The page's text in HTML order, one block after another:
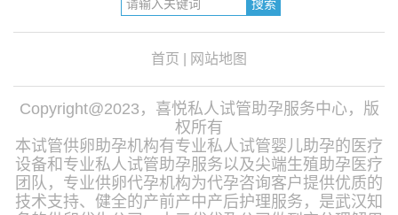
首页 网站地图
Copyright@2023，喜悦私人试管助孕服务中心，版
权所有
本试管供卵助孕机构有专业私人试管婴儿助孕的医疗
设备和专业私人试管助孕服务以及尖端生殖助孕医疗
团队，专业供卵代孕机构为代孕咨询客户提供优质的
技术支持、健全的产前产中产后护理服务，是武汉知